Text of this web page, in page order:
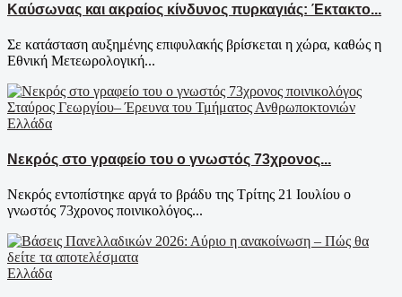
Καύσωνας και ακραίος κίνδυνος πυρκαγιάς: Έκτακτο...
Σε κατάσταση αυξημένης επιφυλακής βρίσκεται η χώρα, καθώς η
Εθνική Μετεωρολογική...
Ελλάδα
Νεκρός στο γραφείο του ο γνωστός 73χρονος...
Νεκρός εντοπίστηκε αργά το βράδυ της Τρίτης 21 Ιουλίου ο
γνωστός 73χρονος ποινικολόγος...
Ελλάδα